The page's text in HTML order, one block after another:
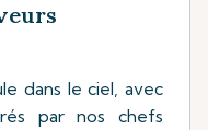
dans le ciel, avec
par nos chefs